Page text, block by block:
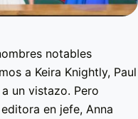
notables
a Keira Knightly, Paul
un vistazo. Pero
en jefe, Anna